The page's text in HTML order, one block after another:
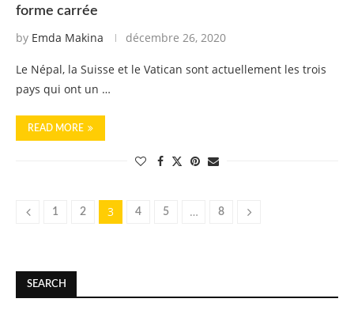
forme carrée
by Emda Makina décembre 26, 2020
Le Népal, la Suisse et le Vatican sont actuellement les trois
pays qui ont un …
READ MORE
1 2 3 4 5 … 8
SEARCH